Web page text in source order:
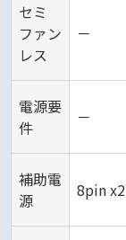
セミ
ファン
レス
－
電源要
件
－
補助電
源
8pin x2